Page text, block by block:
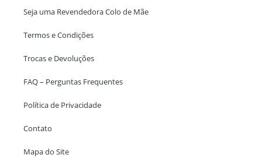
Seja uma Revendedora Colo de Mãe
Termos e Condições
Trocas e Devoluções
FAQ – Perguntas Frequentes
Política de Privacidade
Contato
Mapa do Site